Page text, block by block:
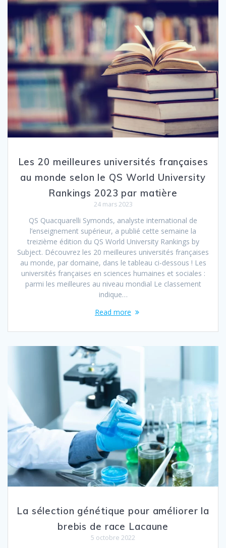
Les 20 meilleures universités françaises
au monde selon le QS World University
Rankings 2023 par matière
24 mars 2023
QS Quacquarelli Symonds, analyste international de
l’enseignement supérieur, a publié cette semaine la
treizième édition du QS World University Rankings by
Subject. Découvrez les 20 meilleures universités françaises
au monde, par domaine, dans le tableau ci-dessous ! Les
universités françaises en sciences humaines et sociales :
parmi les meilleures au niveau mondial Le classement
indique…
Read more
La sélection génétique pour améliorer la
brebis de race Lacaune
5 octobre 2022